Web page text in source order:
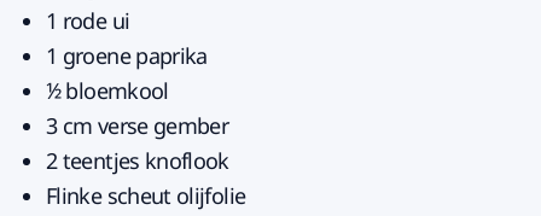
1 rode ui
1 groene paprika
1⁄2 bloemkool
3 cm verse gember
2 teentjes knoflook
Flinke scheut olijfolie